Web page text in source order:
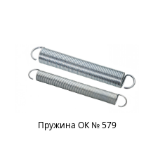
Пружина ОК № 579